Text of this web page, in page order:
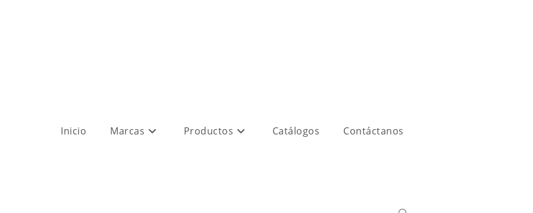
Inicio Marcas Productos Catálogos Contáctanos